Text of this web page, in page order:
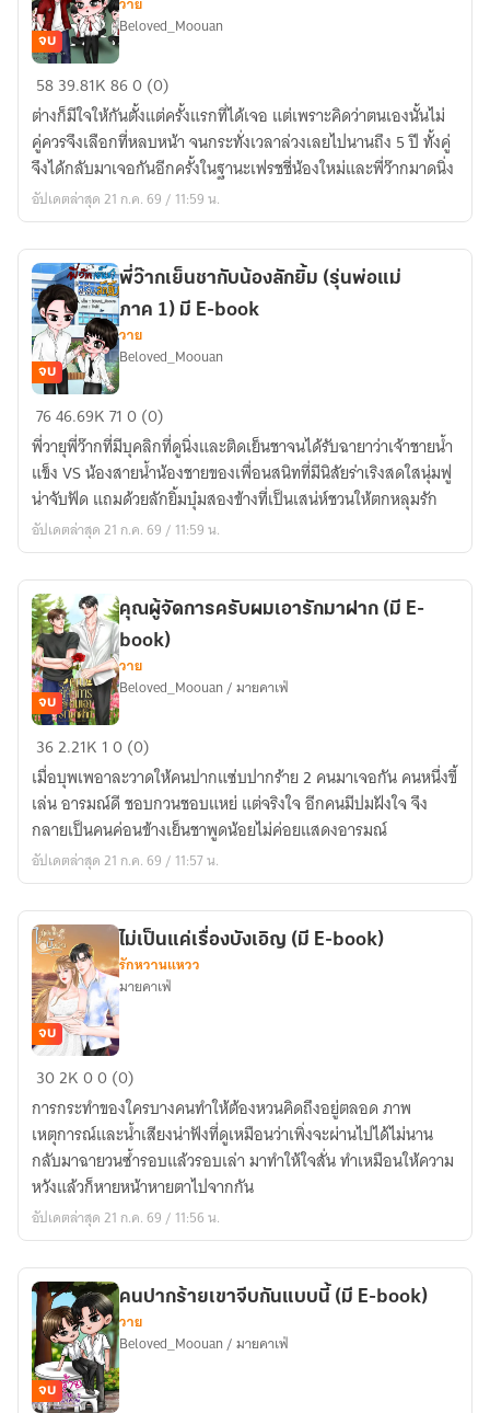
book
แอบ
รัก
พี่
ว๊า
กมาด
นิ่ง
พ่อ
แม่
ภาค
2)
มี
E-
book
จบ
Beloved_Moouan
5839.81K860 (0)
ต่างก็มีใจให้กันตั้งแต่ครั้งแรกที่ได้เจอ แต่เพราะคิดว่าตนเองนั้นไม่
คู่ควรจึงเลือกที่หลบหน้า จนกระทั่งเวลาล่วงเลยไปนานถึง 5 ปี ทั้งคู่
จึงได้กลับมาเจอกันอีกครั้งในฐานะเฟรชชี่น้องใหม่และพี่ว๊ากมาดนิ่ง
อัปเดตล่าสุด 21 ก.ค. 69 / 11:59 น.
พี่
ว๊าก
เย็น
ชา
กับ
น้อง
ยิ้ม
(รุ่น
พ่อ
แม่
ภาค
1)
มี
E-
book
จบ
พี่ว๊ากเย็นชากับน้องลักยิ้ม (รุ่นพ่อแม่
ภาค 1) มี E-book
วาย
Beloved_Moouan
7646.69K710 (0)
พี่วายุพี่ว๊ากที่มีบุคลิกที่ดูนิ่งและติดเย็นชาจนได้รับฉายาว่าเจ้าชายน้ำ
แข็ง VS น้องสายน้ำน้องชายของเพื่อนสนิทที่มีนิสัยร่าเริงสดใสนุ่มฟู
น่าจับฟัด แถมด้วยลักยิ้มบุ๋มสองข้างที่เป็นเสน่ห์ชวนให้ตกหลุมรัก
อัปเดตล่าสุด 21 ก.ค. 69 / 11:59 น.
คุณ
ผู้
จัดการ
ครับ
ผม
เอา
มา
ฝาก
(มี
E-
book)
จบ
คุณผู้จัดการครับผมเอารักมาฝาก (มี E-
book)
วาย
Beloved_Moouan / มายคาเฟ่
362.21K 10 (0)
เมื่อบุพเพอาละวาดให้คนปากแซ่บปากร้าย 2 คนมาเจอกัน คนหนึ่งขี้
เล่น อารมณ์ดี ชอบกวนชอบแหย่ แต่จริงใจ อีกคนมีปมฝังใจ จึง
กลายเป็นคนค่อนข้างเย็นชาพูดน้อยไม่ค่อยแสดงอารมณ์
อัปเดตล่าสุด 21 ก.ค. 69 / 11:57 น.
ไม่
แค่
เรื่อง
บังเอิญ
(มี
E-
จบ
ไม่เป็นแค่เรื่องบังเอิญ (มี E-book)
รักหวานแหวว
มายคาเฟ่
302K00 (0)
การกระทำของใครบางคนทำให้ต้องหวนคิดถึงอยู่ตลอด ภาพ
เหตุการณ์และน้ำเสียงน่าฟังที่ดูเหมือนว่าเพิ่งจะผ่านไปได้ไม่นาน
กลับมาฉายวนซ้ำรอบแล้วรอบเล่า มาทำให้ใจสั่น ทำเหมือนให้ความ
หวังแล้วก็หายหน้าหายตาไปจากกัน
อัปเดตล่าสุด 21 ก.ค. 69 / 11:56 น.
จบ
คนปากร้ายเขาจีบกันแบบนี้ (มี E-book)
วาย
Beloved_Moouan / มายคาเฟ่